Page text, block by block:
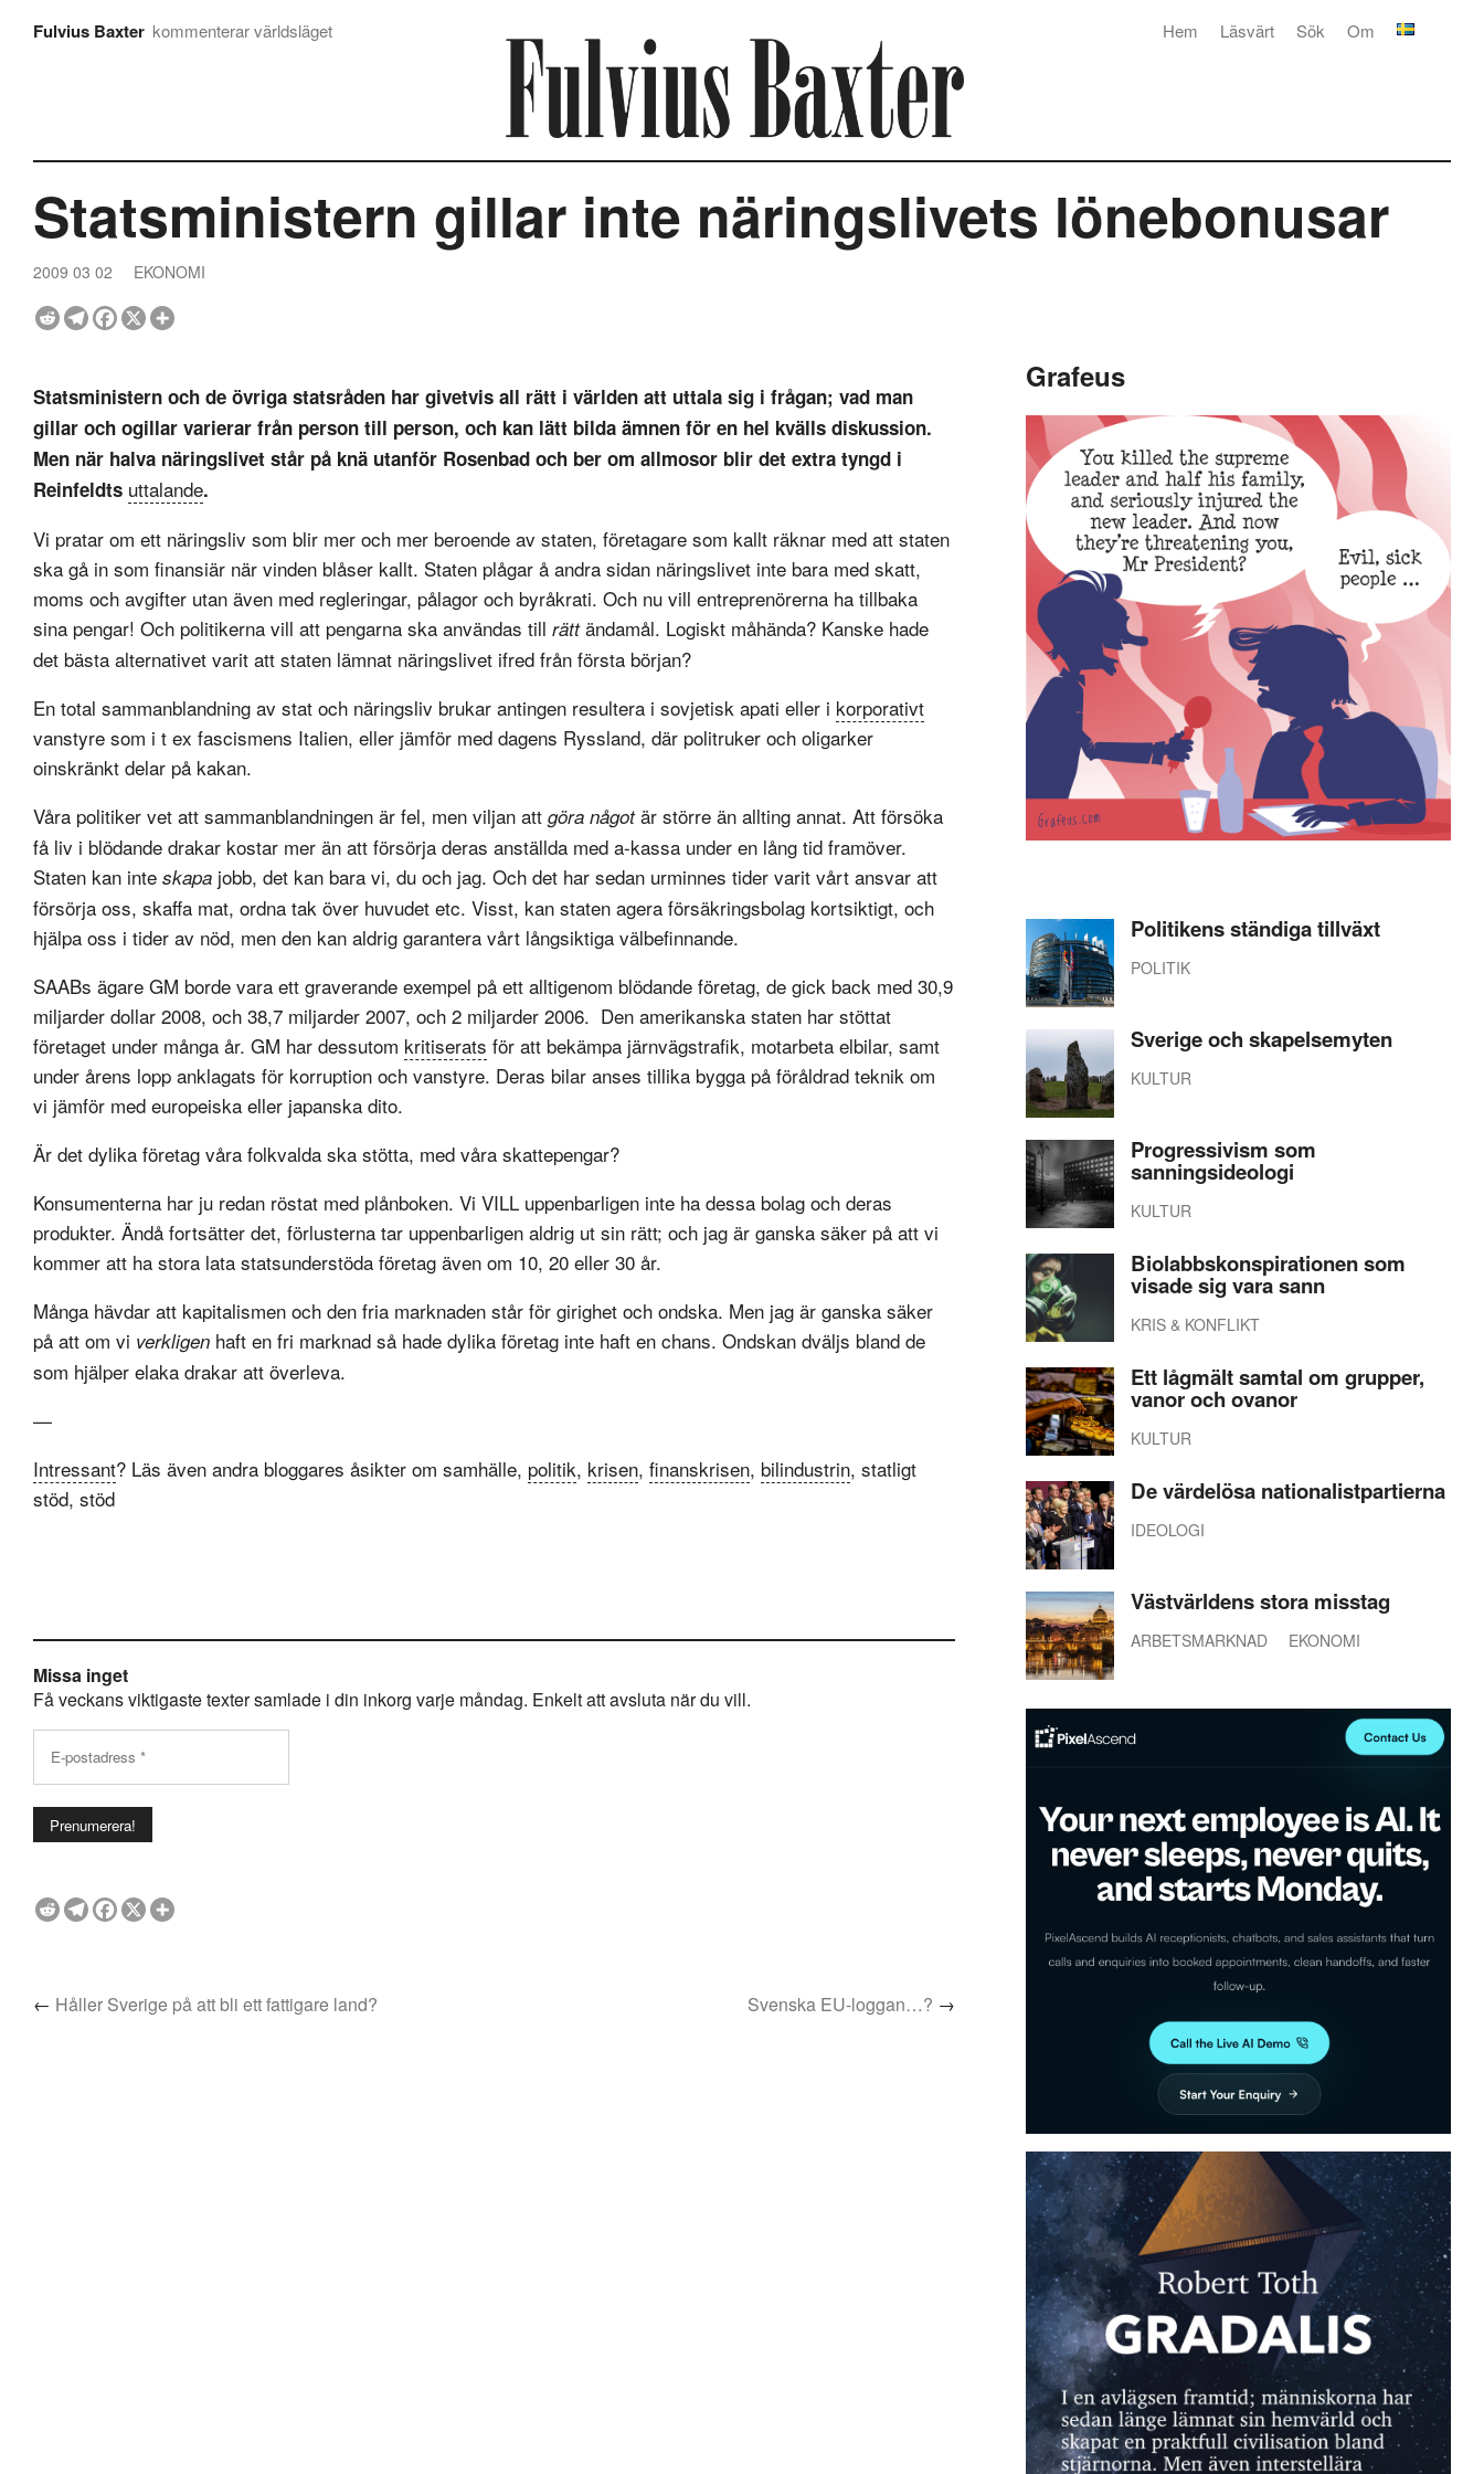
Fulvius Baxter kommenterar världsläget Om
Sök
Läsvärt
Hem
Statsministern gillar inte näringslivets lönebonusar
2009 03 02 EKONOMI
Statsministern och de övriga statsråden har givetvis all rätt i världen att uttala sig i frågan; vad man
gillar och ogillar varierar från person till person, och kan lätt bilda ämnen för en hel kvälls diskussion.
Men när halva näringslivet står på knä utanför Rosenbad och ber om allmosor blir det extra tyngd i
Reinfeldts uttalande.
Vi pratar om ett näringsliv som blir mer och mer beroende av staten, företagare som kallt räknar med att staten
ska gå in som finansiär när vinden blåser kallt. Staten plågar å andra sidan näringslivet inte bara med skatt,
moms och avgifter utan även med regleringar, pålagor och byråkrati. Och nu vill entreprenörerna ha tillbaka
sina pengar! Och politikerna vill att pengarna ska användas till rättändamål. Logiskt måhända? Kanske hade
det bästa alternativet varit att staten lämnat näringslivet ifred från första början?
En total sammanblandning av stat och näringsliv brukar antingen resultera i sovjetisk apati eller i korporativt
vanstyre som i t ex fascismens Italien, eller jämför med dagens Ryssland, där politruker och oligarker
oinskränkt delar på kakan.
Våra politiker vet att sammanblandningen är fel, men viljan att göra någotär större än allting annat. Att försöka
få liv i blödande drakar kostar mer än att försörja deras anställda med a-kassa under en lång tid framöver.
Staten kan inte skapa jobb, det kan bara vi, du och jag. Och det har sedan urminnes tider varit vårt ansvar att
försörja oss, skaffa mat, ordna tak över huvudet etc. Visst, kan staten agera försäkringsbolag kortsiktigt, och
hjälpa oss i tider av nöd, men den kan aldrig garantera vårt långsiktiga välbefinnande.
SAABs ägare GM borde vara ett graverande exempel på ett alltigenom blödande företag, de gick back med 30,9
miljarder dollar 2008, och 38,7 miljarder 2007, och 2 miljarder 2006. Den amerikanska staten har stöttat
företaget under många år. GM har dessutom kritiserats för att bekämpa järnvägstrafik, motarbeta elbilar, samt
under årens lopp anklagats för korruption och vanstyre. Deras bilar anses tillika bygga på föråldrad teknik om
vi jämför med europeiska eller japanska dito.
Är det dylika företag våra folkvalda ska stötta, med våra skattepengar?
Konsumenterna har ju redan röstat med plånboken. Vi VILL uppenbarligen inte ha dessa bolag och deras
produkter. Ändå fortsätter det, förlusterna tar uppenbarligen aldrig ut sin rätt; och jag är ganska säker på att vi
kommer att ha stora lata statsunderstöda företag även om 10, 20 eller 30 år.
Många hävdar att kapitalismen och den fria marknaden står för girighet och ondska. Men jag är ganska säker
på att om vi verkligen haft en fri marknad så hade dylika företag inte haft en chans. Ondskan dväljs bland de
som hjälper elaka drakar att överleva.
—
Intressant? Läs även andra bloggares åsikter om samhälle, politik, krisen, finanskrisen, bilindustrin, statligt
stöd, stöd
Missa inget
Få veckans viktigaste texter samlade i din inkorg varje måndag. Enkelt att avsluta när du vill.
← Håller Sverige på att bli ett fattigare land? Svenska EU-loggan…? →
Grafeus
Politikens ständiga tillväxt
POLITIK
Sverige och skapelsemyten
KULTUR
Progressivism som
sanningsideologi
KULTUR
Biolabbskonspirationen som
visade sig vara sann
KRIS & KONFLIKT
Ett lågmält samtal om grupper,
vanor och ovanor
KULTUR
De värdelösa nationalistpartierna
IDEOLOGI
Västvärldens stora misstag
ARBETSMARKNAD EKONOMI